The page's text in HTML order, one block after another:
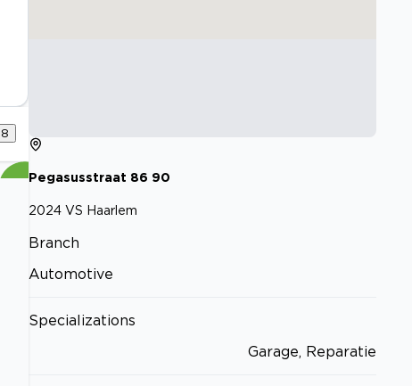
8
Pegasusstraat 86 90
2024 VS Haarlem
Branch
Automotive
Specializations
Garage, Reparatie